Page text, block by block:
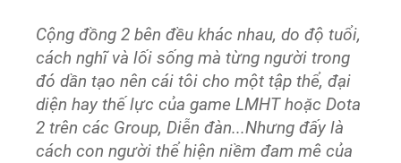
Cộng đồng 2 bên đều khác nhau, do độ tuổi,
cách nghĩ và lối sống mà từng người trong
đó dần tạo nên cái tôi cho một tập thể, đại
diện hay thế lực của game LMHT hoặc Dota
2 trên các Group, Diễn đàn...Nhưng đấy là
cách con người thể hiện niềm đam mê của